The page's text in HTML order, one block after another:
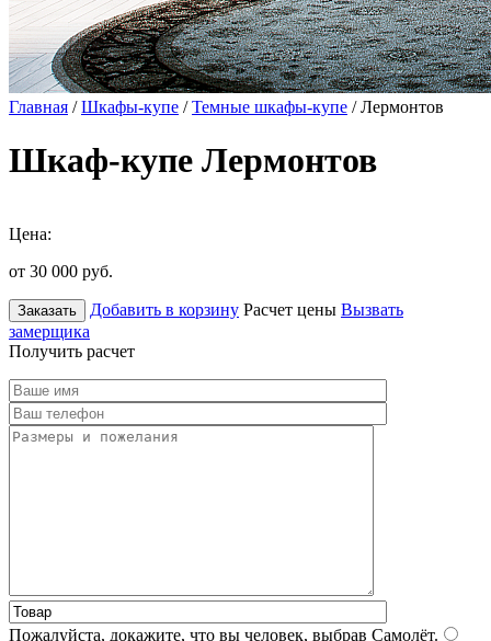
Главная /Шкафы-купе /Темные шкафы-купе / Лермонтов
Шкаф-купе Лермонтов
Цена:
от 30 000 руб.
Заказать Добавить в корзину Расчет цены Вызвать
замерщика
Получить расчет
Пожалуйста, докажите, что вы человек, выбрав Самолёт.